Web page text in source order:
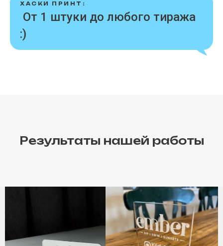
ХАСКИ ПРИНТ:
От 1 штуки до любого тиража
:)
Результаты нашей работы